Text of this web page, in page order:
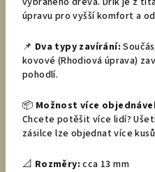
úpravu pro vyšší komfort a
📌 Dva typy zavírání:
kovové (Rhodiová úprava)
pohodlí.
📦 Možnost více
Chcete potěšit více lidí?
zásilce lze objednat více
📐 Rozměry: cca 13 mm